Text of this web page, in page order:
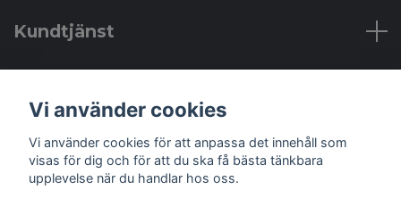
Kundtjänst
Sociala medier
Vi använder cookies
Vi använder cookies för att anpassa det innehåll som
visas för dig och för att du ska få bästa tänkbara
upplevelse när du handlar hos oss.